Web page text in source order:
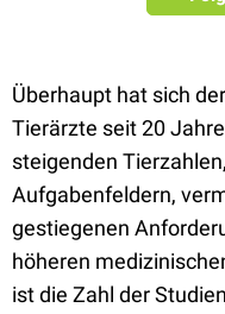
Überhaupt hat sich
Tierärzte seit 20
steigenden
Aufgabenfeldern,
gestiegenen
höheren
ist die Zahl der